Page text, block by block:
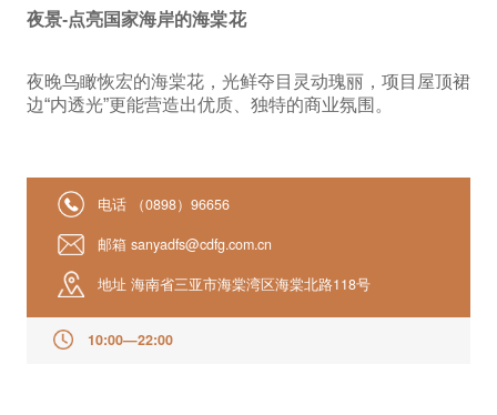
夜景-点亮国家海岸的海棠花
夜晚鸟瞰恢宏的海棠花，光鲜夺目灵动瑰丽，项目屋顶裙
边“内透光”更能营造出优质、独特的商业氛围。
电话
（0898）96656
邮箱 sanyadfs@cdfg.com.cn
地址 海南省三亚市海棠湾区海棠北路118号
10:00—22:00